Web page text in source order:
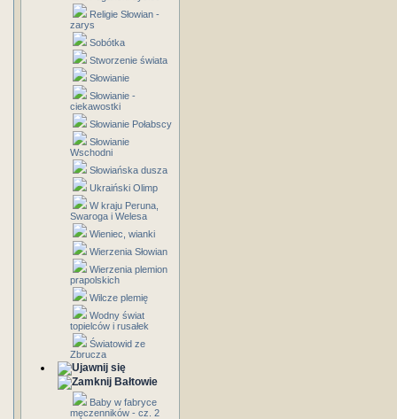
Religie Słowian -
zarys
Sobótka
Stworzenie świata
Słowianie
Słowianie -
ciekawostki
Słowianie Połabscy
Słowianie
Wschodni
Słowiańska dusza
Ukraiński Olimp
W kraju Peruna,
Swaroga i Welesa
Wieniec, wianki
Wierzenia Słowian
Wierzenia plemion
prapolskich
Wilcze plemię
Wodny świat
topielców i rusałek
Światowid ze
Zbrucza
Bałtowie
Baby w fabryce
męczenników - cz. 2